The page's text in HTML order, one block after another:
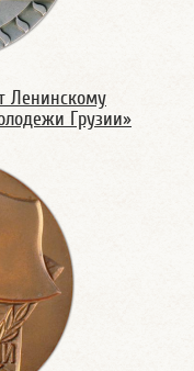
Ленинскому
Грузии»